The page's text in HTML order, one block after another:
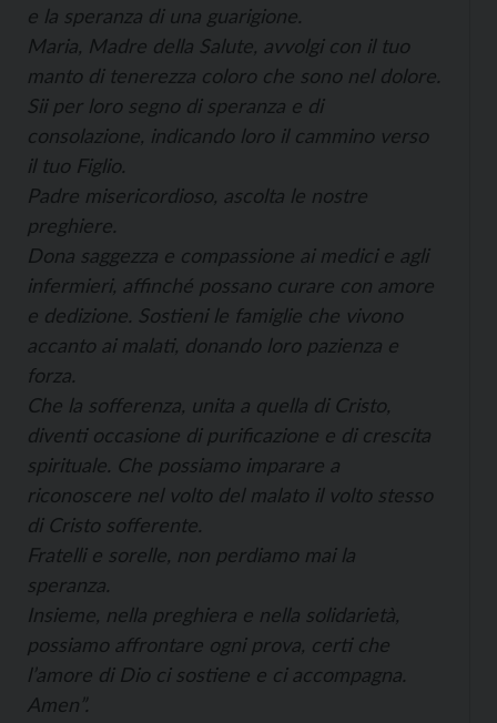
e la speranza di una guarigione.
Maria, Madre della Salute, avvolgi con il tuo
manto di tenerezza coloro che sono nel dolore.
Sii per loro segno di speranza e di
consolazione, indicando loro il cammino verso
il tuo Figlio.
Padre misericordioso, ascolta le nostre
preghiere.
Dona saggezza e compassione ai medici e agli
infermieri, affinché possano curare con amore
e dedizione. Sostieni le famiglie che vivono
accanto ai malati, donando loro pazienza e
forza.
Che la sofferenza, unita a quella di Cristo,
diventi occasione di purificazione e di crescita
spirituale. Che possiamo imparare a
riconoscere nel volto del malato il volto stesso
di Cristo sofferente.
Fratelli e sorelle, non perdiamo mai la
speranza.
Insieme, nella preghiera e nella solidarietà,
possiamo affrontare ogni prova, certi che
l’amore di Dio ci sostiene e ci accompagna.
Amen”.